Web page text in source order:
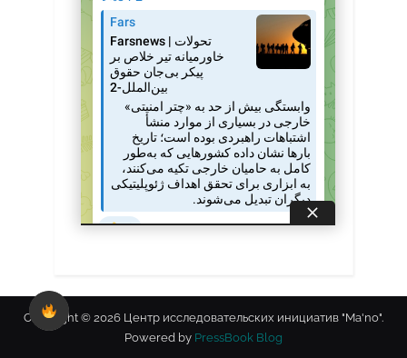
Copyright © 2026 Центр исследовательских инициатив "Ma'no".
Powered by PressBook Blog